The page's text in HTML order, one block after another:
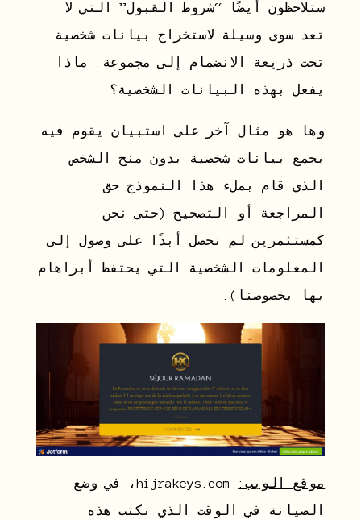
ستلاحظون أيضًا “شروط القبول” التي لا
تعد سوى وسيلة لاستخراج بيانات شخصية
تحت ذريعة الانضمام إلى مجموعة. ماذا
يفعل بهذه البيانات الشخصية؟
وها هو مثال آخر على استبيان يقوم فيه
بجمع بيانات شخصية بدون منح الشخص
الذي قام بملء هذا النموذج حق
المراجعة أو التصحيح (حتى نحن
كمستثمرين لم نحصل أبدًا على وصول إلى
المعلومات الشخصية التي يحتفظ أبراهام
بها بخصوصنا).
موقع الويب:
hijrakeys.com، في وضع
الصيانة في الوقت الذي نكتب هذه